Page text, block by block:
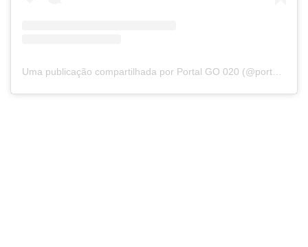
Uma publicação compartilhada por Portal GO 020 (@portalgo020)